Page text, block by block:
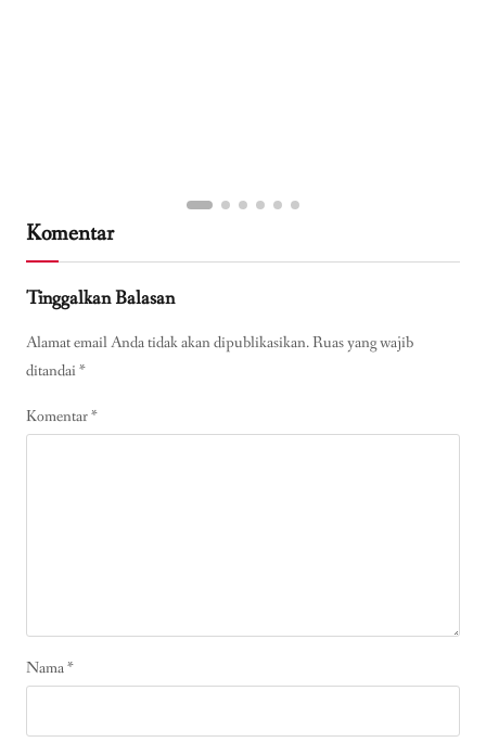
Komentar
Tinggalkan Balasan
Alamat email Anda tidak akan dipublikasikan.Ruas yang wajib
ditandai*
Komentar*
Nama*